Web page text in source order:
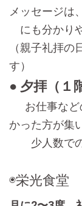
メッセージ
にも分かり
（親子礼拝の
す）
● 夕拝（１
お仕事な
かった方が集
少人数での
◉栄光食堂